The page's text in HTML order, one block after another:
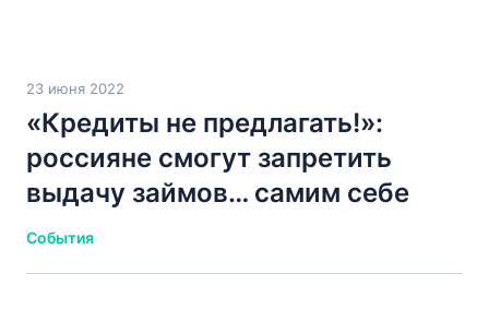
23 июня 2022
«Кредиты не предлагать!»:
россияне смогут запретить
выдачу займов… самим себе
События